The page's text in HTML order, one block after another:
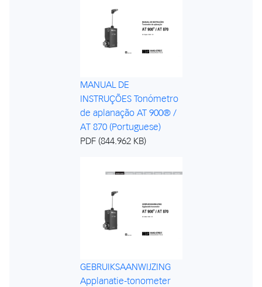
MANUAL DE
INSTRUÇÕES Tonómetro
de aplanação AT 900® /
AT 870 (Portuguese)
PDF (844.962 KB)
GEBRUIKSAANWIJZING
Applanatie-tonometer